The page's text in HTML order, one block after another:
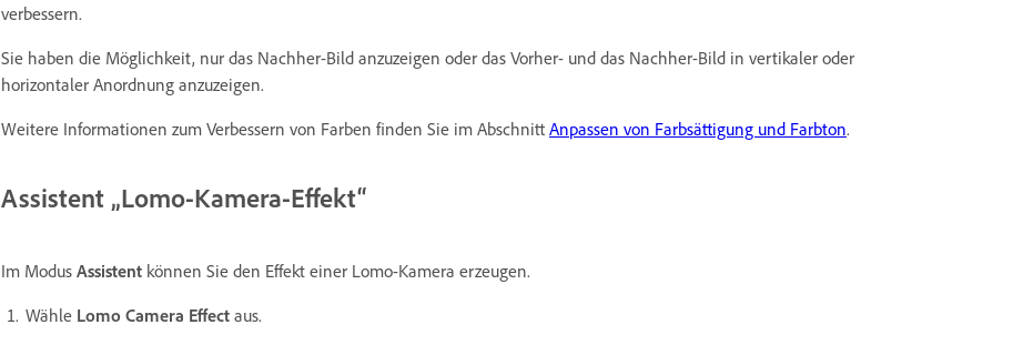
verbessern.
Sie haben die Möglichkeit, nur das Nachher-Bild anzuzeigen oder das Vorher- und das Nachher-Bild in vertikaler oder
horizontaler Anordnung anzuzeigen.
Weitere Informationen zum Verbessern von Farben finden Sie im Abschnitt Anpassen von Farbsättigung und Farbton.
Assistent „Lomo-Kamera-Effekt“
Im Modus Assistent können Sie den Effekt einer Lomo-Kamera erzeugen.
Wähle Lomo Camera Effect aus.